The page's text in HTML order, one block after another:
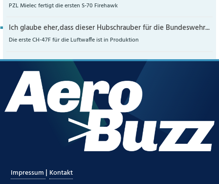
PZL Mielec fertigt die ersten S-70 Firehawk
Ich glaube eher,dass dieser Hubschrauber für die Bundeswehr...
Die erste CH-47F für die Luftwaffe ist in Produktion
Impressum | Kontakt